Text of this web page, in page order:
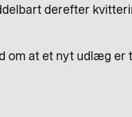
derefter
om at et nyt udlæg er